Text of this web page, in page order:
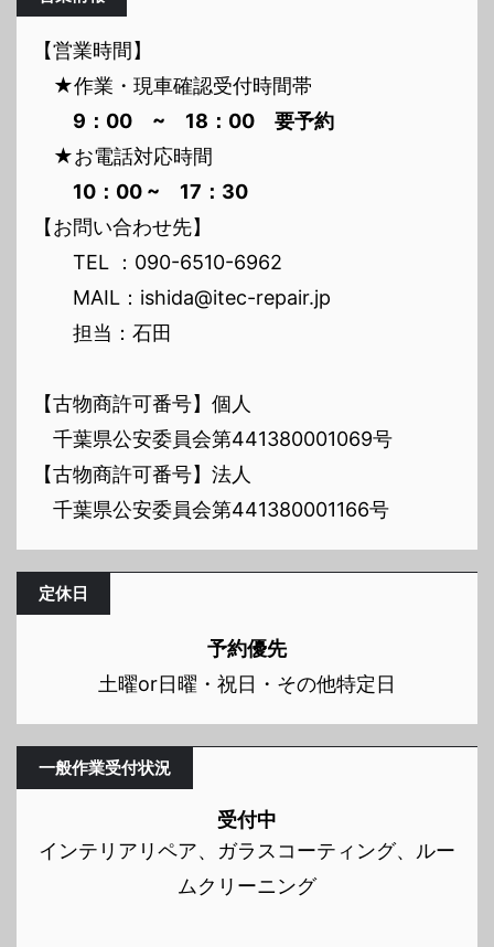
【営業時間】
★作業・現車確認受付時間帯
9：00 ~ 18：00 要予約
★お電話対応時間
10：00 ~ 17：30
【お問い合わせ先】
TEL ：090-6510-6962
MAIL：ishida@itec-repair.jp
担当：石田
【古物商許可番号】個人
千葉県公安委員会第441380001069号
【古物商許可番号】法人
千葉県公安委員会第441380001166号
定休日
予約優先
土曜or日曜・祝日・その他特定日
一般作業受付状況
受付中
インテリアリペア、ガラスコーティング、ルー
ムクリーニング